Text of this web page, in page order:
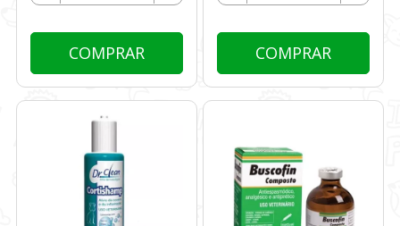
COMPRAR COMPRAR